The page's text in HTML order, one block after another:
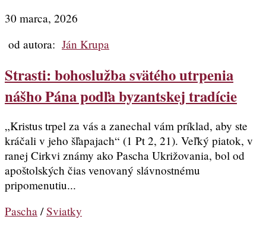
30 marca, 2026
od autora: Ján Krupa
Strasti: bohoslužba svätého utrpenia
nášho Pána podľa byzantskej tradície
„Kristus trpel za vás a zanechal vám príklad, aby ste
kráčali v jeho šľapajach“ (1 Pt 2, 21). Veľký piatok, v
ranej Cirkvi známy ako Pascha Ukrižovania, bol od
apoštolských čias venovaný slávnostnému
pripomenutiu...
Pascha /Sviatky